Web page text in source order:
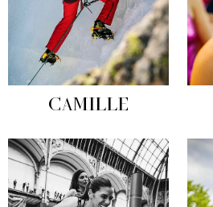
CAMILLE